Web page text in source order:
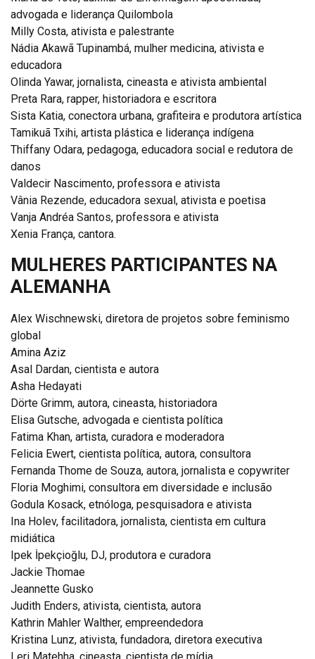
advogada e liderança Quilombola
Milly Costa, ativista e palestrante
Nádia Akawã Tupinambá, mulher medicina, ativista e
educadora
Olinda Yawar, jornalista, cineasta e ativista ambiental
Preta Rara, rapper, historiadora e escritora
Sista Katia, conectora urbana, grafiteira e produtora artística
Tamikuã Txihi, artista plástica e liderança indígena
Thiffany Odara, pedagoga, educadora social e redutora de
danos
Valdecir Nascimento, professora e ativista
Vânia Rezende, educadora sexual, ativista e poetisa
Vanja Andréa Santos, professora e ativista
Xenia França, cantora.
MULHERES PARTICIPANTES NA
ALEMANHA
Alex Wischnewski, diretora de projetos sobre feminismo
global
Amina Aziz
Asal Dardan, cientista e autora
Asha Hedayati
Dörte Grimm, autora, cineasta, historiadora
Elisa Gutsche, advogada e cientista política
Fatima Khan, artista, curadora e moderadora
Felicia Ewert, cientista política, autora, consultora
Fernanda Thome de Souza, autora, jornalista e copywriter
Floria Moghimi, consultora em diversidade e inclusão
Godula Kosack, etnóloga, pesquisadora e ativista
Ina Holev, facilitadora, jornalista, cientista em cultura
midiática
Ipek İpekçioğlu, DJ, produtora e curadora
Jackie Thomae
Jeannette Gusko
Judith Enders, ativista, cientista, autora
Kathrin Mahler Walther, empreendedora
Kristina Lunz, ativista, fundadora, diretora executiva